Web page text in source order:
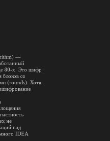
—
80-х. Это шифр
со
(rounds). Хотя
не
над
IDEA